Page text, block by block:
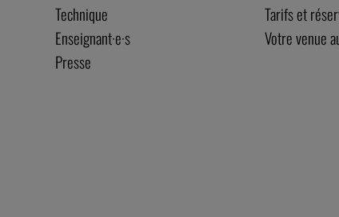
Technique
Enseignant·e·s
Presse
Tarifs et
Votre venue